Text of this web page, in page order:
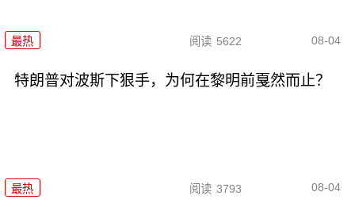
最热 阅读 5622 08-04
特朗普对波斯下狠手，为何在黎明前戛然而止？
最热 阅读 3793 08-04